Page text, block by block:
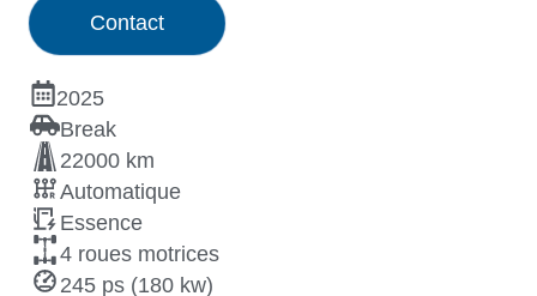
Contact
2025
Break
22000 km
Automatique
Essence
4 roues motrices
245 ps (180 kw)